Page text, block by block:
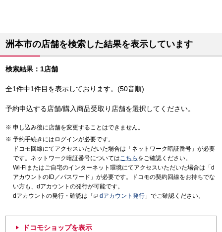
洲本市の店舗を検索した結果を表示しています
検索結果：1店舗
全1件中1件目を表示しております。(50音順)
予約申込する店舗/購入商品受取り店舗を選択してください。
申し込み後に店舗を変更することはできません。
予約手続きにはログインが必要です。
ドコモ回線にてアクセスいただいた場合は「ネットワーク暗証番号」が必要
です。ネットワーク暗証番号についてはこちら をご確認ください。
Wi-Fiまたはご自宅のインターネット環境にてアクセスいただいた場合は「d
アカウントのID／パスワード」が必要です。ドコモの契約回線をお持ちでな
い方も、dアカウントの発行が可能です。
dアカウントの発行・確認は「
dアカウント発行 」でご確認ください。
ドコモショップを表示